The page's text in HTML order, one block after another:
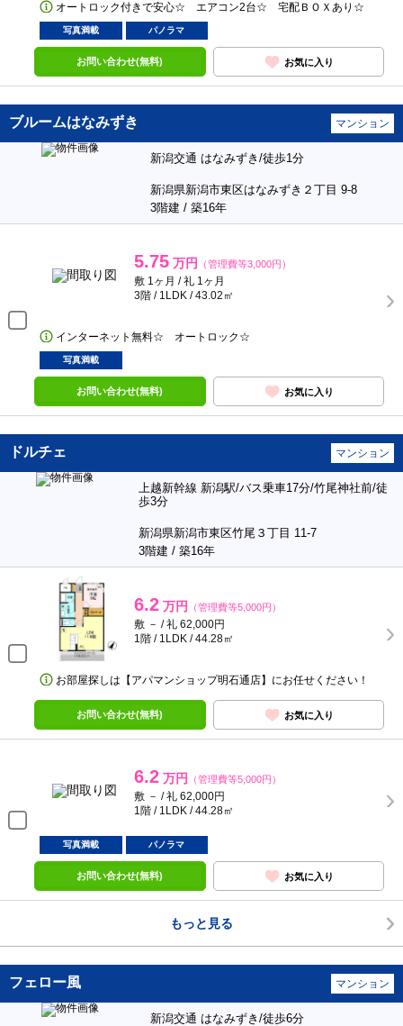
オートロック付きで安心☆ エアコン2台☆ 宅配ＢＯＸあり☆
写真満載 パノラマ
お問い合わせ(無料) お気に入り
ブルームはなみずき マンション
新潟交通 はなみずき/徒歩1分
新潟県新潟市東区はなみずき２丁目 9-8
3階建 / 築16年
5.75 万円 （管理費等3,000円）
敷 1ヶ月 / 礼 1ヶ月
3階 / 1LDK / 43.02㎡
インターネット無料☆ オートロック☆
写真満載
お問い合わせ(無料) お気に入り
ドルチェ マンション
上越新幹線 新潟駅/バス乗車17分/竹尾神社前/徒
歩3分
新潟県新潟市東区竹尾３丁目 11-7
3階建 / 築16年
6.2 万円 （管理費等5,000円）
敷 － / 礼 62,000円
1階 / 1LDK / 44.28㎡
お部屋探しは【アパマンショップ明石通店】にお任せください！
お問い合わせ(無料) お気に入り
6.2 万円 （管理費等5,000円）
敷 － / 礼 62,000円
1階 / 1LDK / 44.28㎡
写真満載 パノラマ
お問い合わせ(無料) お気に入り
もっと見る
フェロー風 マンション
新潟交通 はなみずき/徒歩6分